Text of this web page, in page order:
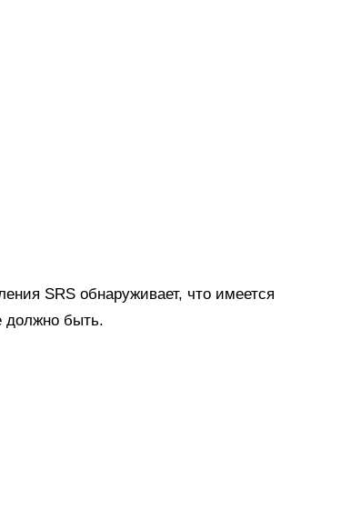
SRS обнаруживает, что имеется
должно быть.